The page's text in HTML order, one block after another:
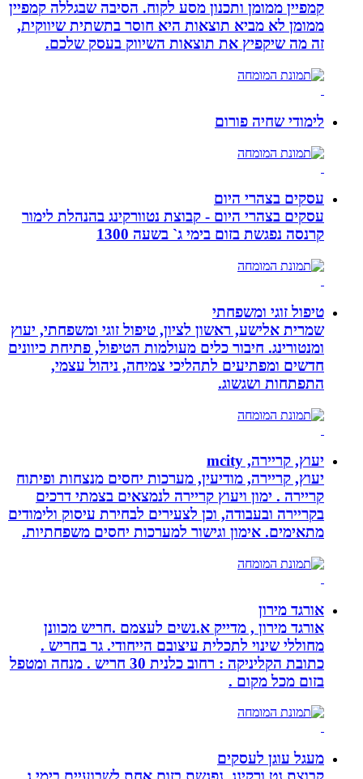
קמפיין ממומן ותכנון מסע לקוח. הסיבה שבגללה קמפיין
ממומן לא מביא תוצאות היא חוסר בתשתית שיווקית,
זה מה שיקפיץ את תוצאות השיווק בעסק שלכם.
לימודי שחיה פורום
עסקים בצהרי היום
עסקים בצהרי היום - קבוצת נטוורקינג בהנהלת לימור
קרנסה נפגשת בזום בימי ג` בשעה 1300
טיפול זוגי ומשפחתי
שמרית אלישע, ראשון לציון, טיפול זוגי ומשפחתי, יעוץ
ומנטורינג. חיבור כלים מעולמות הטיפול, פתיחת כיוונים
חדשים ומפתיעים לתהליכי צמיחה, ניהול עצמי,
התפתחות ושגשוג.
יעוץ, קריירה, mcity
יעוץ, קריירה, מודיעין, מערכות יחסים מנצחות ופיתוח
קריירה . ימון ויעוץ קריירה לנמצאים בצמתי דרכים
בקריירה ובעבודה, וכן לצעירים לבחירת עיסוק ולימודים
מתאימים. אימון וגישור למערכות יחסים משפחתיות.
אורגד מירון
אורגד מירון , מדייק א.נשים לעצמם .חריש מכוונן
מחוללי שינוי לתכלית עיצובם הייחודי. גר בחריש .
כתובת הקליניקה : רחוב כלנית 30 חריש . מנחה ומטפל
בזום מכל מקום .
מעגל עוגן לעסקים